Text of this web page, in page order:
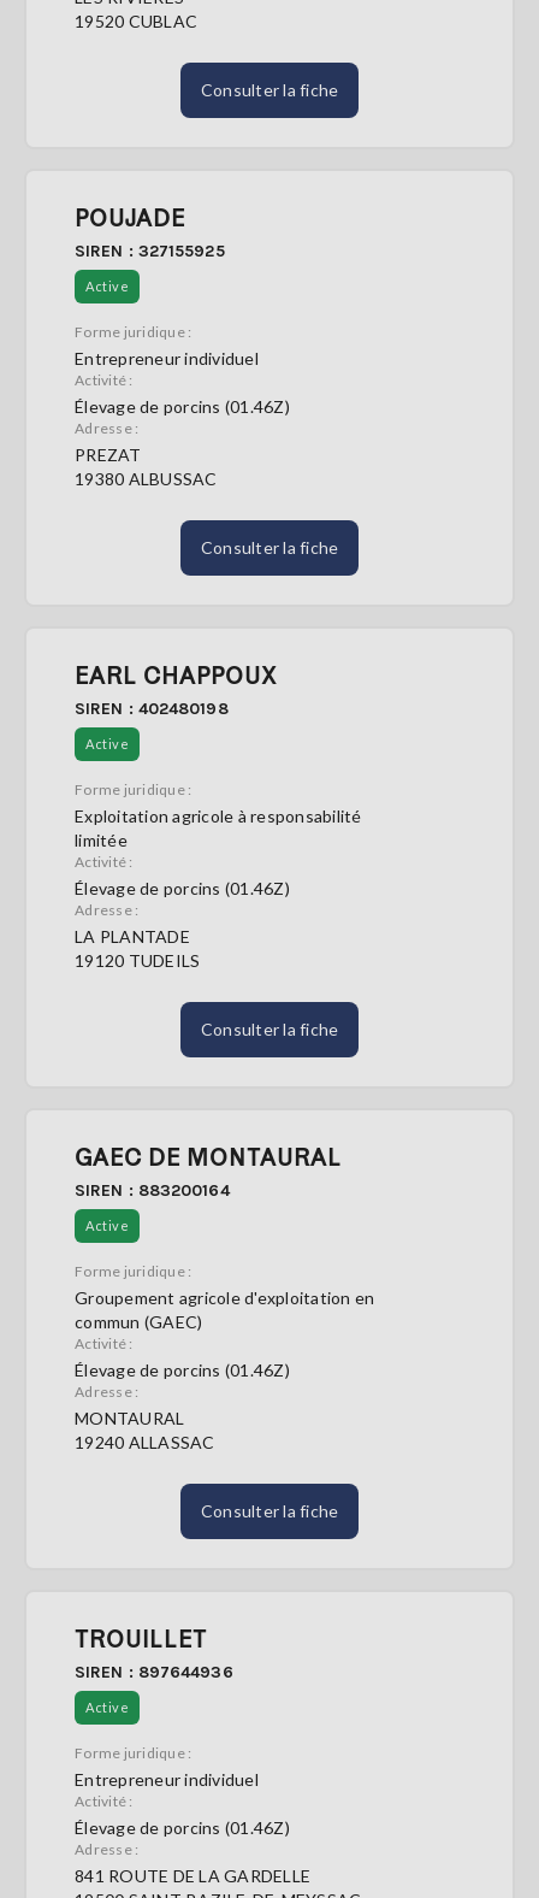
19520 CUBLAC
Consulter la fiche
POUJADE
SIREN : 327155925
Active
Forme juridique :
Entrepreneur individuel
Activité :
Élevage de porcins (01.46Z)
Adresse :
PREZAT
19380 ALBUSSAC
Consulter la fiche
EARL CHAPPOUX
SIREN : 402480198
Active
Forme juridique :
Exploitation agricole à responsabilité
limitée
Activité :
Élevage de porcins (01.46Z)
Adresse :
LA PLANTADE
19120 TUDEILS
Consulter la fiche
GAEC DE MONTAURAL
SIREN : 883200164
Active
Forme juridique :
Groupement agricole d'exploitation en
commun (GAEC)
Activité :
Élevage de porcins (01.46Z)
Adresse :
MONTAURAL
19240 ALLASSAC
Consulter la fiche
TROUILLET
SIREN : 897644936
Active
Forme juridique :
Entrepreneur individuel
Activité :
Élevage de porcins (01.46Z)
Adresse :
841 ROUTE DE LA GARDELLE